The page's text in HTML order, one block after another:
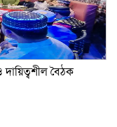
বৈঠক